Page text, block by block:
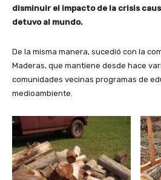
disminuir el impacto de la crisis
detuvo al mundo.
De la misma manera, sucedió con la
Maderas, que mantiene desde hace
comunidades vecinas programas de
medioambiente.